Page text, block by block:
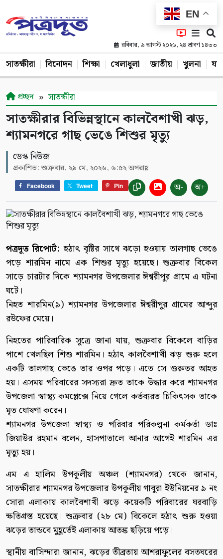
EN
রবিবার, ৯ আগস্ট ২০২৬, ২৪ শ্রাবণ ১৪৩৩
সাতক্ষীরা বিনোদন শিক্ষা খেলাধুলা জাতীয় খুলনা
প্রচ্ছদ সাতক্ষীরা
সাতক্ষীরার বিভিন্নস্থানে কালবৈশাখী ঝড়,
শ্যামনগরে গাছ ভেঙে শিশুর মৃত্যু
ডেস্ক নিউজ
প্রকাশিত: শুক্রবার, ২৯ মে, ২০২৬, ৬:৫২ অপরাহ্ণ
Facebook Tweet Pin অ- অ+
পত্রদূত রিপোর্ট: হঠাৎ বৃষ্টির সাথে ঝড়ো হওয়ায় তালগাছ ভেঙে
পড়ে শারমিন নামে এক শিশুর মৃত্যু হয়েছে। শুক্রবার বিকেল
সাড়ে চারটার দিকে শ্যামনগর উপজেলার ঈশ্বরীপুর গ্রামে এ ঘটনা
ঘটে।
নিহত শারমিন(৯) শ্যামনগর উপজেলার ঈশ্বরীপুর গ্রামের আব্দুর
রউফের মেয়ে।
নিহতের পারিবারিক সূত্রে জানা যায়, শুক্রবার বিকেলে বাড়ির
পাশে খেলছিল শিশু শারমিন। হঠাৎ কালবৈশাখী ঝড় শুরু হলে
একটি তালগাছ ভেঙে তার ওপর পড়ে। এতে সে গুরুতর আহত
হয়। এসময় পরিবারের সদস্যরা দ্রুত তাকে উদ্ধার করে শ্যামনগর
উপজেলা স্বাস্থ্য কমপ্লেক্সে নিয়ে গেলে কর্তব্যরত চিকিৎসক তাকে
মৃত ঘোষণা করেন।
শ্যামনগর উপজেলা স্বাস্থ্য ও পরিবার পরিকল্পনা কর্মকর্তা ডাঃ
জিয়াউর রহমান বলেন, হাসপাতালে আনার আগেই শারমিন এর
মৃত্যু হয়।
এম এ হালিম উপকূলীয় অঞ্চল (শ্যামনগর) থেকে জানান,
সাতক্ষীরার শ্যামনগর উপজেলার উপকূলীয় গাবুরা ইউনিয়নের ৯ নং
সোরা এলাকায় কালবৈশাখী ঝড়ে কয়েকটি পরিবারের ঘরবাড়ি
ক্ষতিগ্রস্ত হয়েছে। শুক্রবার (২৮ মে) বিকেলে হঠাৎ শুরু হওয়া
ঝড়ের তান্ডবে মুহূর্তেই এলাকায় আতঙ্ক ছড়িয়ে পড়ে।
স্থানীয় বাসিন্দারা জানান, ঝড়ের তীব্রতায় আশরাফুলের বসতঘরের